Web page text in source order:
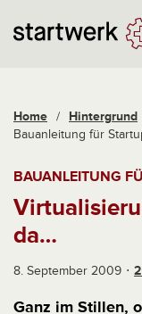
Home / Hintergrund
Bauanleitung für
BAUANLEITUNG
da…
8. September 2009
Ganz im Stillen,